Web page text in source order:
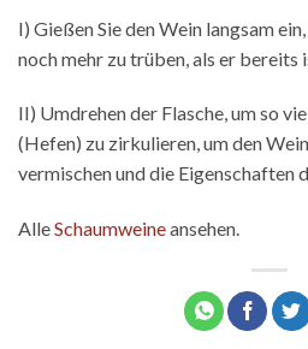
I) Gießen Sie den Wein langsam
noch mehr zu trüben, als er bereits
II) Umdrehen der Flasche, um so
(Hefen) zu zirkulieren, um den
vermischen und die Eigenschaften
AlleSchaumweineansehen.